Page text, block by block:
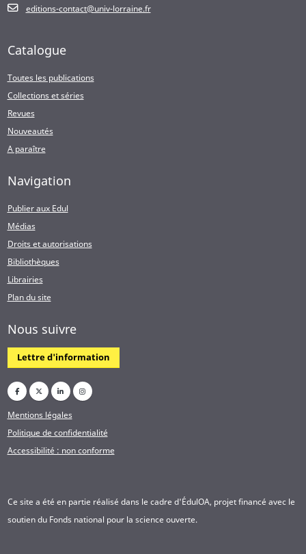
editions-contact@univ-lorraine.fr
Catalogue
Toutes les publications
Collections et séries
Revues
Nouveautés
A paraître
Navigation
Publier aux Edul
Médias
Droits et autorisations
Bibliothèques
Librairies
Plan du site
Nous suivre
Lettre d'information
Mentions légales
Politique de confidentialité
Accessibilité : non conforme
Ce site a été en partie réalisé dans le cadre d'ÉdulOA, projet financé avec le
soutien du Fonds national pour la science ouverte.